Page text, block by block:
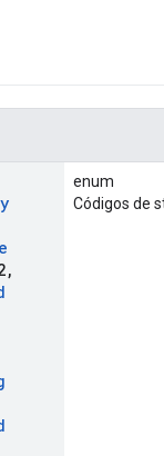
,
enum
Códigos de